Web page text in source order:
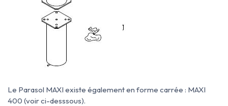
Le Parasol MAXI existe également en forme carrée : MAXI
400 (voir ci-desssous).